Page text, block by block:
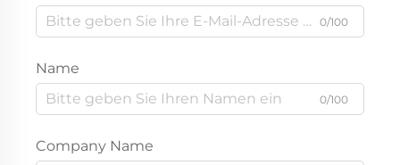
0/100
Name
0/100
Company Name